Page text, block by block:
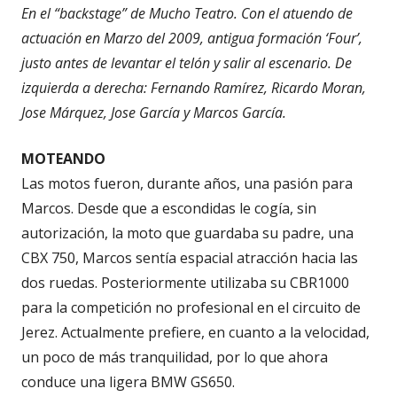
En el “backstage” de Mucho Teatro. Con el atuendo de
actuación en Marzo del 2009, antigua formación ‘Four’,
justo antes de levantar el telón y salir al escenario. De
izquierda a derecha: Fernando Ramírez, Ricardo Moran,
Jose Márquez, Jose García y Marcos García.
MOTEANDO
Las motos fueron, durante años, una pasión para
Marcos. Desde que a escondidas le cogía, sin
autorización, la moto que guardaba su padre, una
CBX 750, Marcos sentía espacial atracción hacia las
dos ruedas. Posteriormente utilizaba su CBR1000
para la competición no profesional en el circuito de
Jerez. Actualmente prefiere, en cuanto a la velocidad,
un poco de más tranquilidad, por lo que ahora
conduce una ligera BMW GS650.